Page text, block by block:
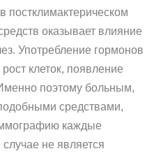
оказывает влияние
Употребление гормонов
клеток, появление
поэтому больным,
средствами,
каждые
не является